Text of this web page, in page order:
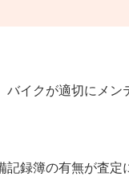
バイクが適切にメ
録簿の有無が査定